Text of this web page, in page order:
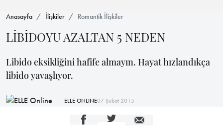
Anasayfa İlişkiler Romantik İlişkiler
LİBİDOYU AZALTAN 5 NEDEN
Libido eksikliğini hafife almayın. Hayat hızlandıkça
libido yavaşlıyor.
ELLE ONLİNE07 Şubat 2015